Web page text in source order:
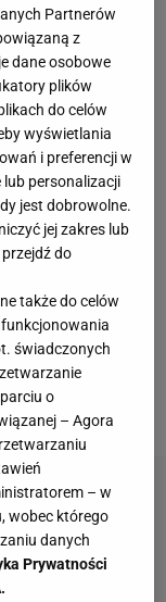
że
śmierci"
awans do
w
bo
z Austrią i
w 1/8 finału
wejście
się w 60.
powoli
było jak
w
Partnerów
z
dane osobowe
plików
do celów
wyświetlania
i preferencji w
personalizacji
jest dobrowolne.
jej zakres lub
do
także do celów
świadczonych
o
– Agora
– w
wobec którego
danych
Prywatności